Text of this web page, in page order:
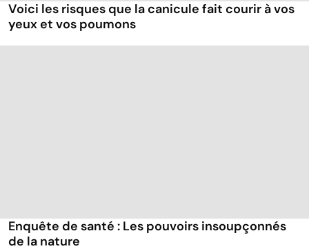
Voici les risques que la canicule fait courir à vos
yeux et vos poumons
Enquête de santé : Les pouvoirs insoupçonnés
de la nature